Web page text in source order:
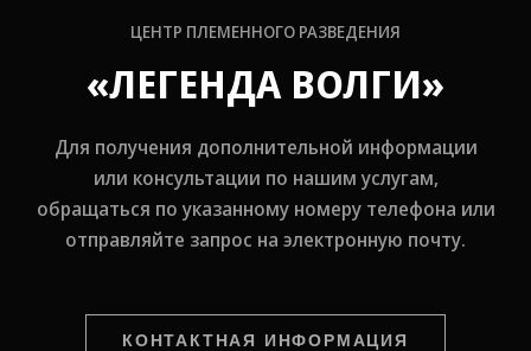
ЦЕНТР ПЛЕМЕННОГО РАЗВЕДЕНИЯ
«ЛЕГЕНДА ВОЛГИ»
Для получения дополнительной информации
или консультации по нашим услугам,
обращаться по указанному номеру телефона или
отправляйте запрос на электронную почту.
КОНТАКТНАЯ ИНФОРМАЦИЯ